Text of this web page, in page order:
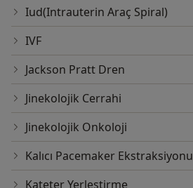
Iud(Intrauterin Araç Spiral)
IVF
Jackson Pratt Dren
Jinekolojik Cerrahi
Jinekolojik Onkoloji
Kalıcı Pacemaker Ekstraksiyonu
Kateter Yerleştirme